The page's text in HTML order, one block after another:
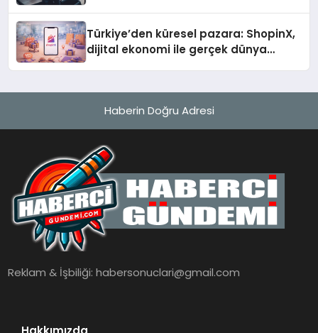
Türkiye’den küresel pazara: ShopinX,
dijital ekonomi ile gerçek dünya
Haberin Doğru Adresi
Reklam & İşbiliği:habersonuclari@gmail.com